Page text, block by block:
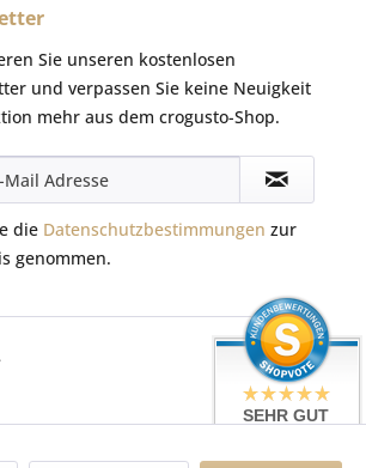
Sie unseren kostenlosen
und verpassen Sie keine Neuigkeit
mehr aus dem crogusto-Shop.
die Datenschutzbestimmungen zur
genommen.
SEHR GUT
aus 42 Bewertungen